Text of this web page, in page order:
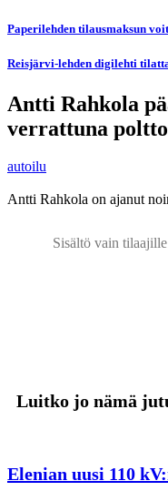
Paperilehden tilausmaksun
Reisjärvi-lehden digilehti
Antti Rahkola
verrattuna
autoilu
Antti Rahkola on ajanut
Sisältö vain tilaajille
Luitko jo nämä
Elenian uusi 110